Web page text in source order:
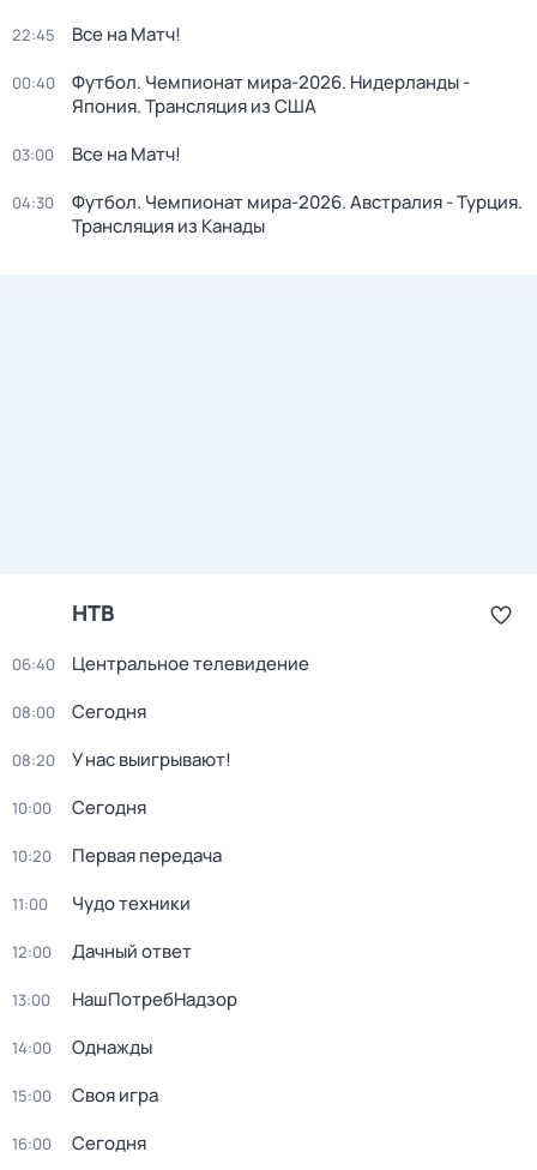
22:45 Все на Матч!
00:40
Футбол. Чемпионат мира-2026. Нидерланды -
Япония. Трансляция из США
03:00 Все на Матч!
04:30
Футбол. Чемпионат мира-2026. Австралия - Турция.
Трансляция из Канады
НТВ
06:40 Центральное телевидение
08:00 Сегодня
08:20 У нас выигрывают!
10:00 Сегодня
10:20 Первая передача
11:00 Чудо техники
12:00 Дачный ответ
13:00 НашПотребНадзор
14:00 Однажды
15:00 Своя игра
16:00 Сегодня